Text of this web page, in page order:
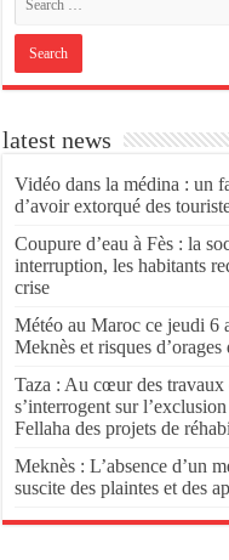
latest news
Vidéo dans la médina : un
d’avoir extorqué des
Coupure d’eau à Fès : la
interruption, les habitants
crise
Météo au Maroc ce jeudi 6
Meknès et risques
Taza : Au cœur des travaux
s’interrogent sur
Fellaha des projets de
Meknès : L’absence d’un
suscite des plaintes et des